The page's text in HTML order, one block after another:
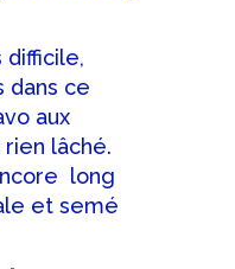
difficile,
dans ce
aux
rien lâché.
long
et semé